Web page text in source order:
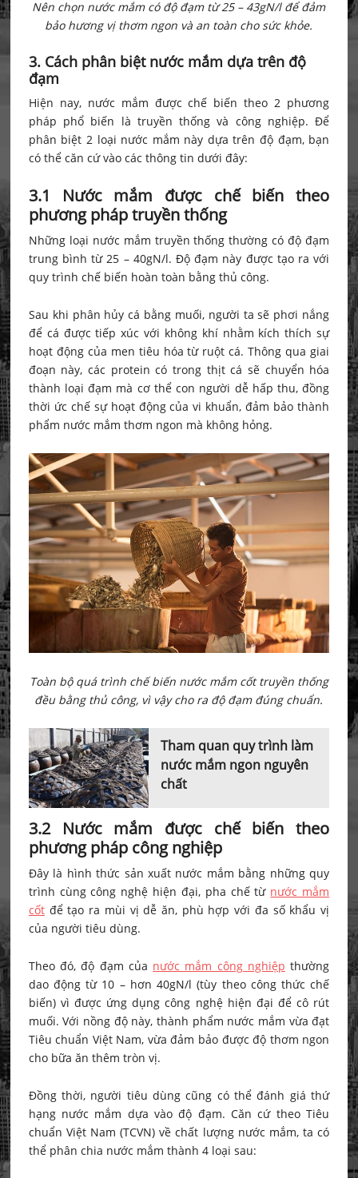
Nên chọn nước mắm có độ đạm từ 25 – 43gN/l để đảm
bảo hương vị thơm ngon và an toàn cho sức khỏe.
3. Cách phân biệt nước mắm dựa trên độ
đạm
Hiện nay, nước mắm được chế biến theo 2 phương
pháp phổ biến là truyền thống và công nghiệp. Để
phân biệt 2 loại nước mắm này dựa trên độ đạm, bạn
có thể căn cứ vào các thông tin dưới đây:
3.1 Nước mắm được chế biến theo
phương pháp truyền thống
Những loại nước mắm truyền thống thường có độ đạm
trung bình từ 25 – 40gN/l. Độ đạm này được tạo ra với
quy trình chế biến hoàn toàn bằng thủ công.
Sau khi phân hủy cá bằng muối, người ta sẽ phơi nắng
để cá được tiếp xúc với không khí nhằm kích thích sự
hoạt động của men tiêu hóa từ ruột cá. Thông qua giai
đoạn này, các protein có trong thịt cá sẽ chuyển hóa
thành loại đạm mà cơ thể con người dễ hấp thu, đồng
thời ức chế sự hoạt động của vi khuẩn, đảm bảo thành
phẩm nước mắm thơm ngon mà không hỏng.
Toàn bộ quá trình chế biến nước mắm cốt truyền thống
đều bằng thủ công, vì vậy cho ra độ đạm đúng chuẩn.
Tham quan quy trình làm
nước mắm ngon nguyên
chất
3.2 Nước mắm được chế biến theo
phương pháp công nghiệp
Đây là hình thức sản xuất nước mắm bằng những quy
trình cùng công nghệ hiện đại, pha chế từ nước mắm
cốtđể tạo ra mùi vị dễ ăn, phù hợp với đa số khẩu vị
của người tiêu dùng.
Theo đó, độ đạm của nước mắm công nghiệp thường
dao động từ 10 – hơn 40gN/l (tùy theo công thức chế
biến) vì được ứng dụng công nghệ hiện đại để cô rút
muối. Với nồng độ này, thành phẩm nước mắm vừa đạt
Tiêu chuẩn Việt Nam, vừa đảm bảo được độ thơm ngon
cho bữa ăn thêm tròn vị.
Đồng thời, người tiêu dùng cũng có thể đánh giá thứ
hạng nước mắm dựa vào độ đạm. Căn cứ theo Tiêu
chuẩn Việt Nam (TCVN) về chất lượng nước mắm, ta có
thể phân chia nước mắm thành 4 loại sau: